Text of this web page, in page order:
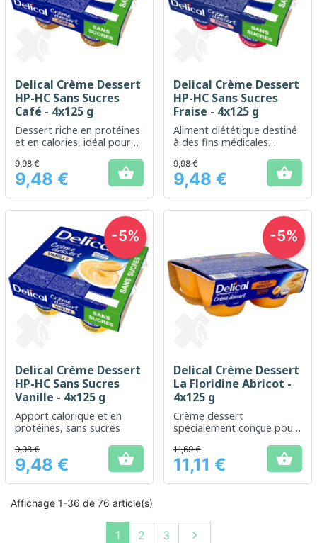
Delical Crème Dessert
HP-HC Sans Sucres
Café - 4x125 g
Dessert riche en protéines
et en calories, idéal pour
sans sucre ajouté
Prix
9,98 €
9,48 € 
Delical Crème Dessert
HP-HC Sans Sucres
Fraise - 4x125 g
Aliment diététique destiné
à des fins médicales
enrichir l'alimentation en
protéines et calories sans
ajout de sucre.
Prix
9,98 €
9,48 € 
Delical Crème Dessert
HP-HC Sans Sucres
Vanille - 4x125 g
Apport calorique et en
protéines, sans sucres
Prix
9,98 €
9,48 € 
-5%
Delical Crème Dessert
La Floridine Abricot -
4x125 g
Crème dessert
spécialement conçue pour
cas de malnutrition ou de
risque de malnutrition.
Prix
11,69 €
11,11 € 
-5%
Affichage 1-36 de 76 article(s)
1 2 3 Suivant
